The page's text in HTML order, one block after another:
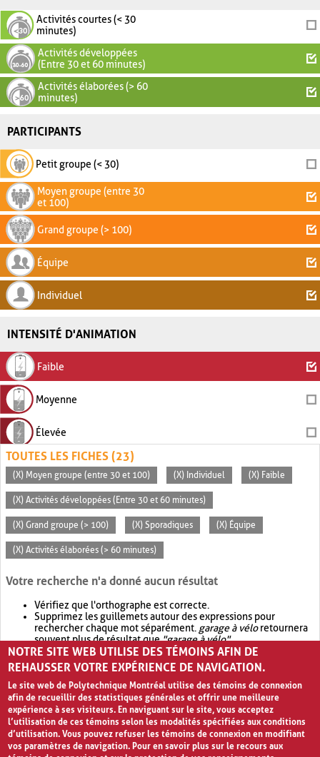
Activités courtes (< 30
minutes)
Activités développées
(Entre 30 et 60 minutes)
Activités élaborées (> 60
minutes)
PARTICIPANTS
Petit groupe (< 30)
Moyen groupe (entre 30
et 100)
Grand groupe (> 100)
Équipe
Individuel
INTENSITÉ D'ANIMATION
Faible
Moyenne
Élevée
TOUTES LES FICHES (23)
(X) Moyen groupe (entre 30 et 100) (X) Individuel (X) Faible
(X) Activités développées (Entre 30 et 60 minutes)
(X) Grand groupe (> 100) (X) Sporadiques (X) Équipe
(X) Activités élaborées (> 60 minutes)
Votre recherche n'a donné aucun résultat
Vérifiez que l'orthographe est correcte.
Supprimez les guillemets autour des expressions pour
rechercher chaque mot séparément. garage à véloretournera
souvent plus de résultat que"garage à vélo".
Envisagez d'élargir votre recherche avec OR.garage OR vélo
retournera souvent plus de résultat quegarage à vélo
NOTRE SITE WEB UTILISE DES TÉMOINS AFIN DE
REHAUSSER VOTRE EXPÉRIENCE DE NAVIGATION.
Le site web de Polytechnique Montréal utilise des témoins de connexion
afin de recueillir des statistiques générales et offrir une meilleure
expérience à ses visiteurs. En naviguant sur le site, vous acceptez
l’utilisation de ces témoins selon les modalités spécifiées aux conditions
d’utilisation. Vous pouvez refuser les témoins de connexion en modifiant
vos paramètres de navigation. Pour en savoir plus sur le recours aux